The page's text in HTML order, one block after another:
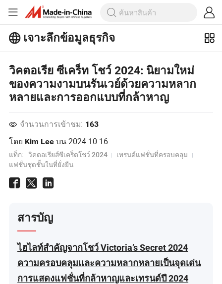
เจาะลึกข้อมูลธุรกิจ
เจาะลึกข้อมูลธุรกิจ!
ดูเพิ่มเติม
วิคตอเรีย ซีเคร็ท โชว์ 2024: นิยามใหม่
ของความงามบนรันเวย์ด้วยความหลาก
หลายและการออกแบบที่กล้าหาญ
จำนวนการเข้าชม: 163
โดย Kim Lee บน2024-10-16
แท็ก: วิคตอเรียส์ซีเคร็ตโชว์ 2024
เทรนด์แฟชั่นที่ครอบคลุม
แฟชั่นชุดชั้นในที่ยั่งยืน
สารบัญ
ไฮไลท์สำคัญจากโชว์ Victoria’s Secret 2024
ความครอบคลุมและความหลากหลายเป็นจุดเด่น
การแสดงแฟชั่นที่กล้าหาญและเทรนด์ปี 2024